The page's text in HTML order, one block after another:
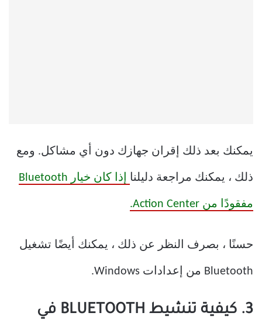
يمكنك بعد ذلك إقران جهازك دون أي مشاكل. ومع
ذلك ، يمكنك مراجعة دليلنا إذا كان خيار Bluetooth
مفقودًا من Action Center.
حسنًا ، بصرف النظر عن ذلك ، يمكنك أيضًا تشغيل
Bluetooth من إعدادات Windows.
3. كيفية تنشيط BLUETOOTH في